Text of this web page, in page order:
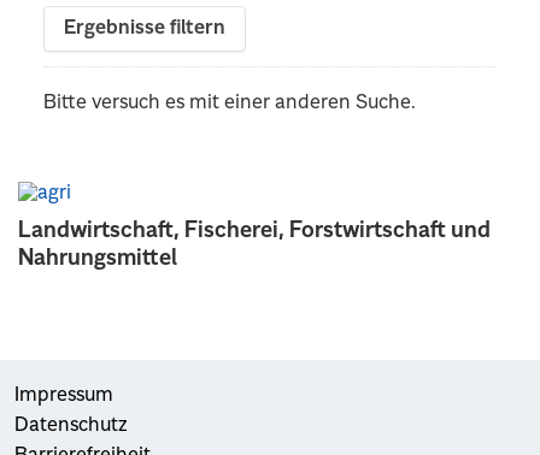
Landwirtschaft, Fischerei, Forstwirtschaft und
Nahrungsmittel
Ergebnisse filtern
Bitte versuch es mit einer anderen Suche.
Impressum
Datenschutz